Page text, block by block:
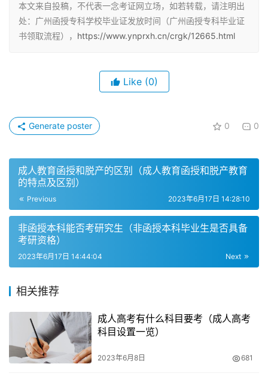
二、毕业证领取流程
的相关规定即可，比如学完教学计划规定的全部课程，成绩
合格。毕业证的发放通常是由学校或函授站负责，学生可以
点。一般情况下，学校会在毕业证颁发前通过邮件或短信等
书。
三、注意事项
1. 成考函授大专的毕业证发放时间和领取流程可能会因不同
学校而有所不同，考生需要及时了解自己所在学校的相关规
定。
学生证等。
3. 如果学生因特殊原因无法按时领取毕业证书，可以委托
他人代领，但需要提供授权委托书和代领人的有效证件。
本文来自投稿，不代表一念考证网立场，如若转载，请注明出
处：广州函授专科学校毕业证发放时间（广州函授专科毕业证
书领取流程）， https://www.ynprxh.cn/crgk/12665.html
Like (0)
0 0
Generate poster
成人教育函授和脱产的区别（成人教育函授和脱产教育
的特点及区别）
Previous 2023年6月17日 14:28:10
非函授本科能否考研究生（非函授本科毕业生是否具备
考研资格）
Next
2023年6月17日 14:44:04
相关推荐
成人高考有什么科目要考（成人高考
科目设置一览）
2023年6月8日 681